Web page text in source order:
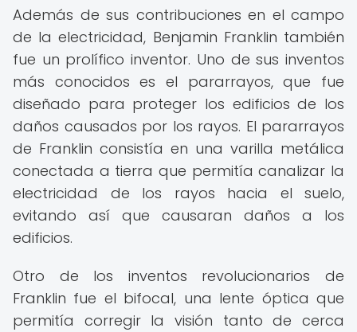
Además de sus contribuciones en el campo
de la electricidad, Benjamin Franklin también
fue un prolífico inventor. Uno de sus inventos
más conocidos es el pararrayos, que fue
diseñado para proteger los edificios de los
daños causados por los rayos. El pararrayos
de Franklin consistía en una varilla metálica
conectada a tierra que permitía canalizar la
electricidad de los rayos hacia el suelo,
evitando así que causaran daños a los
edificios.
Otro de los inventos revolucionarios de
Franklin fue el bifocal, una lente óptica que
permitía corregir la visión tanto de cerca